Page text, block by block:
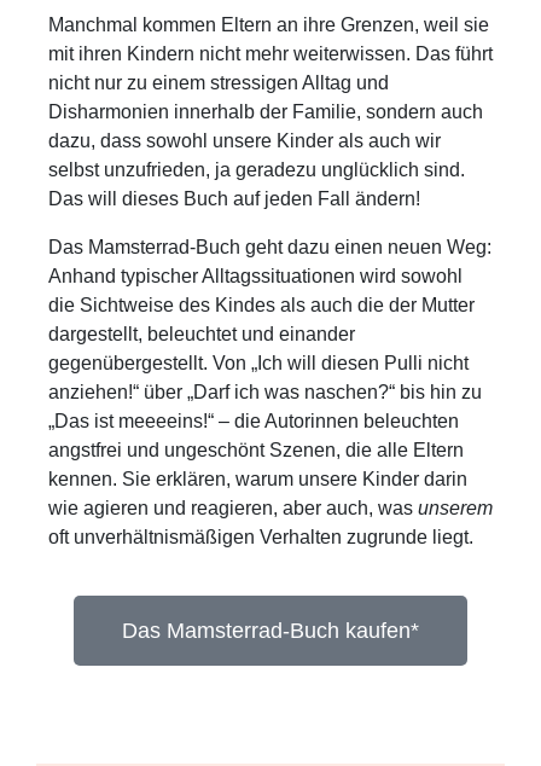
Manchmal kommen Eltern an ihre Grenzen, weil sie
mit ihren Kindern nicht mehr weiterwissen. Das führt
nicht nur zu einem stressigen Alltag und
Disharmonien innerhalb der Familie, sondern auch
dazu, dass sowohl unsere Kinder als auch wir
selbst unzufrieden, ja geradezu unglücklich sind.
Das will dieses Buch auf jeden Fall ändern!
Das Mamsterrad-Buch geht dazu einen neuen Weg:
Anhand typischer Alltagssituationen wird sowohl
die Sichtweise des Kindes als auch die der Mutter
dargestellt, beleuchtet und einander
gegenübergestellt. Von „Ich will diesen Pulli nicht
anziehen!“ über „Darf ich was naschen?“ bis hin zu
„Das ist meeeeins!“ – die Autorinnen beleuchten
angstfrei und ungeschönt Szenen, die alle Eltern
kennen. Sie erklären, warum unsere Kinder darin
wie agieren und reagieren, aber auch, was unserem
oft unverhältnismäßigen Verhalten zugrunde liegt.
Das Mamsterrad-Buch kaufen*